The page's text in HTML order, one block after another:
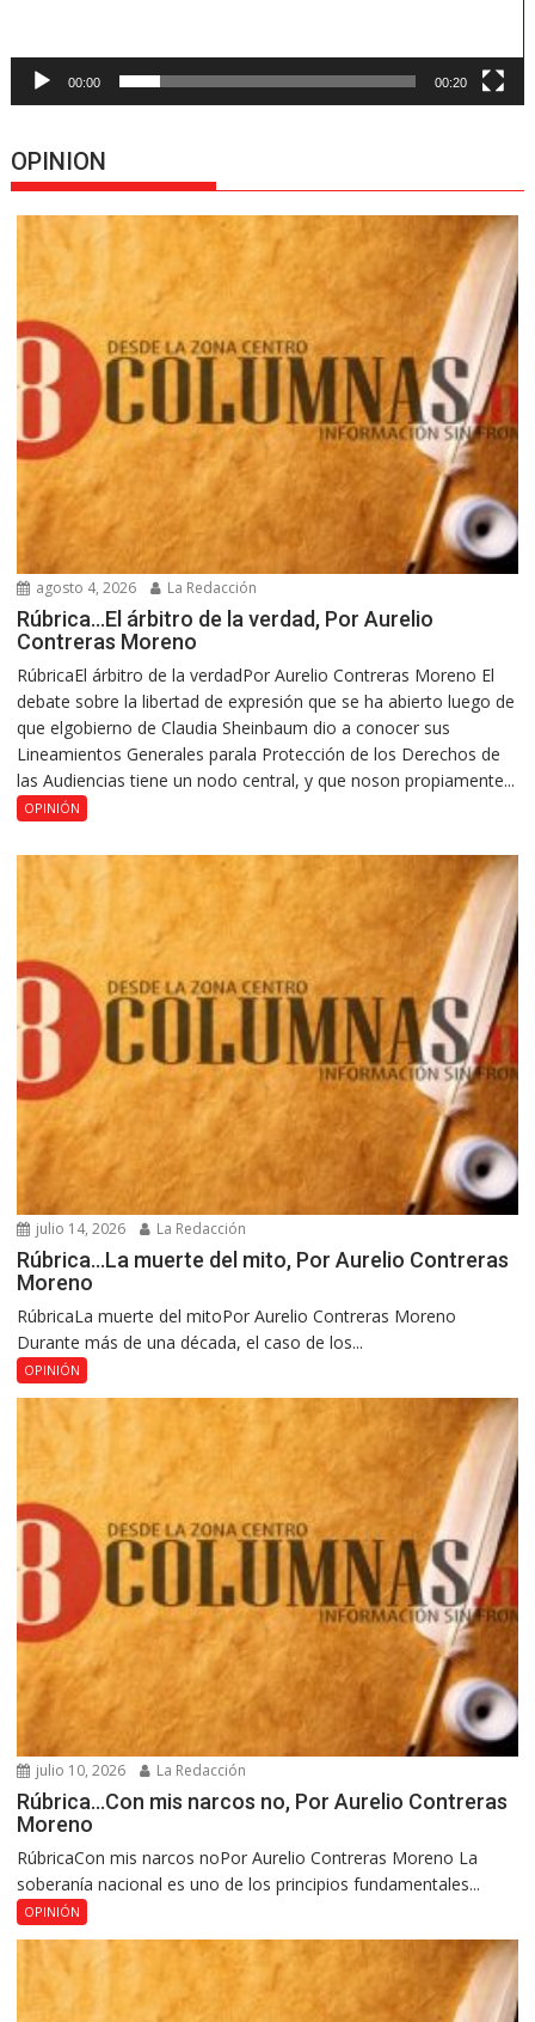
00:00 00:20
OPINION
agosto 4, 2026 La Redacción
Rúbrica…El árbitro de la verdad, Por Aurelio
Contreras Moreno
RúbricaEl árbitro de la verdadPor Aurelio Contreras Moreno El
debate sobre la libertad de expresión que se ha abierto luego de
que elgobierno de Claudia Sheinbaum dio a conocer sus
Lineamientos Generales parala Protección de los Derechos de
las Audiencias tiene un nodo central, y que noson propiamente...
OPINIÓN
julio 14, 2026 La Redacción
Rúbrica…La muerte del mito, Por Aurelio Contreras
Moreno
RúbricaLa muerte del mitoPor Aurelio Contreras Moreno
Durante más de una década, el caso de los...
OPINIÓN
julio 10, 2026 La Redacción
Rúbrica…Con mis narcos no, Por Aurelio Contreras
Moreno
RúbricaCon mis narcos noPor Aurelio Contreras Moreno La
soberanía nacional es uno de los principios fundamentales...
OPINIÓN